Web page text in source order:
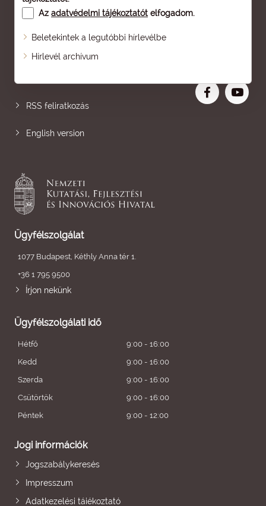
Az adatvédelmi tájékoztatót elfogadom.
Beletekintek a legutóbbi hírlevélbe
Hírlevél archívum
Oldaltérkép
RSS feliratkozás
English version
Ügyfélszolgálat
1077 Budapest, Kéthly Anna tér 1.
+36 1 795 9500
Írjon nekünk
Ügyfélszolgálati idő
Hétfő
9:00 - 16:00
Kedd
9:00 - 16:00
Szerda
9:00 - 16:00
Csütörtök
9:00 - 16:00
Péntek
9:00 - 12:00
Jogi információk
Jogszabálykeresés
Impresszum
Adatkezelési tájékoztató